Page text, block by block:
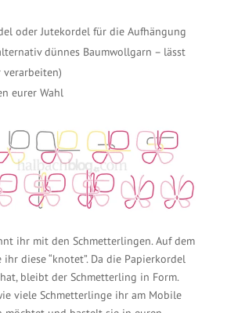
oder Jutekordel für die Aufhängung
dünnes Baumwollgarn – lässt
verarbeiten)
eurer Wahl
ihr mit den Schmetterlingen. Auf dem
diese “knotet”. Da die Papierkordel
bleibt der Schmetterling in Form.
viele Schmetterlinge ihr am Mobile